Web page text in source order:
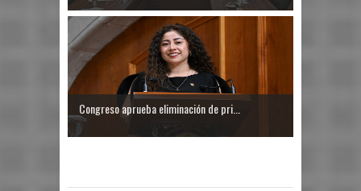
Congreso aprueba eliminación de pri...